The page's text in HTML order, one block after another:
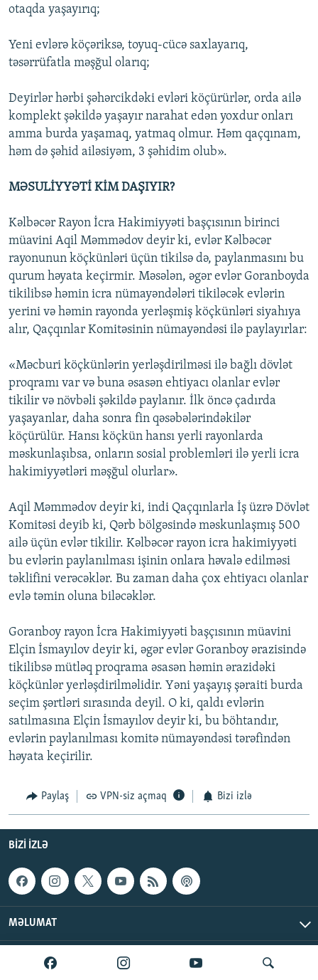
otaqda yaşayırıq;
Yeni evlərə köçəriksə, toyuq-cücə saxlayarıq,
təsərrüfatla məşğul olarıq;
Deyirlər hərbi şəhərcikdəki evləri köçürürlər, orda ailə
komplekt şəkildə yaşayır narahat edən yoxdur onları
amma burda yaşamaq, yatmaq olmur. Həm qaçqınam,
həm də şəhid ailəsiyəm, 3 şəhidim olub».
MƏSULİYYƏTİ KİM DAŞIYIR?
Kəlbəcər Rayon İcra Hakimiyyəti başçısının birinci
müavini Aqil Məmmədov deyir ki, evlər Kəlbəcər
rayonunun köçkünləri üçün tikilsə də, paylanmasını bu
qurum həyata keçirmir. Məsələn, əgər evlər Goranboyda
tikilibsə həmin icra nümayəndələri tikiləcək evlərin
yerini və həmin rayonda yerləşmiş köçkünləri siyahıya
alır, Qaçqınlar Komitəsinin nümayəndəsi ilə paylayırlar:
«Məcburi köçkünlərin yerləşdirilməsi ilə bağlı dövlət
proqramı var və buna əsasən ehtiyacı olanlar evlər
tikilir və növbəli şəkildə paylanır. İlk öncə çadırda
yaşayanlar, daha sonra fin qəsəbələrindəkilər
köçürülür. Hansı köçkün hansı yerli rayonlarda
məskunlaşıbsa, onların sosial problemləri ilə yerli icra
hakimiyyətləri məşğul olurlar».
Aqil Məmmədov deyir ki, indi Qaçqınlarla İş üzrə Dövlət
Komitəsi deyib ki, Qərb bölgəsində məskunlaşmış 500
ailə üçün evlər tikilir. Kəlbəcər rayon icra hakimiyyəti
bu evlərin paylanılması işinin onlara həvalə edilməsi
təklifini verəcəklər. Bu zaman daha çox ehtiyacı olanlar
evlə təmin oluna biləcəklər.
Goranboy rayon İcra Hakimiyyəti başçısının müavini
Elçin İsmayılov deyir ki, əgər evlər Goranboy ərazisində
tikilibsə mütləq proqrama əsasən həmin ərazidəki
köçkünlər yerləşdirilməlidir. Yəni yaşayış şəraiti burda
seçim şərtləri sırasında deyil. O ki, qaldı evlərin
satılmasına Elçin İsmayılov deyir ki, bu böhtandır,
evlərin paylanılması komitə nümayəndəsi tərəfindən
həyata keçirilir.
Paylaş VPN-siz açmaq Bizi izlə
BIZI IZLƏ
MƏLUMAT
AzadlıqRadiosu © 2026 Inc. | Bütün hüquqlar qorunur